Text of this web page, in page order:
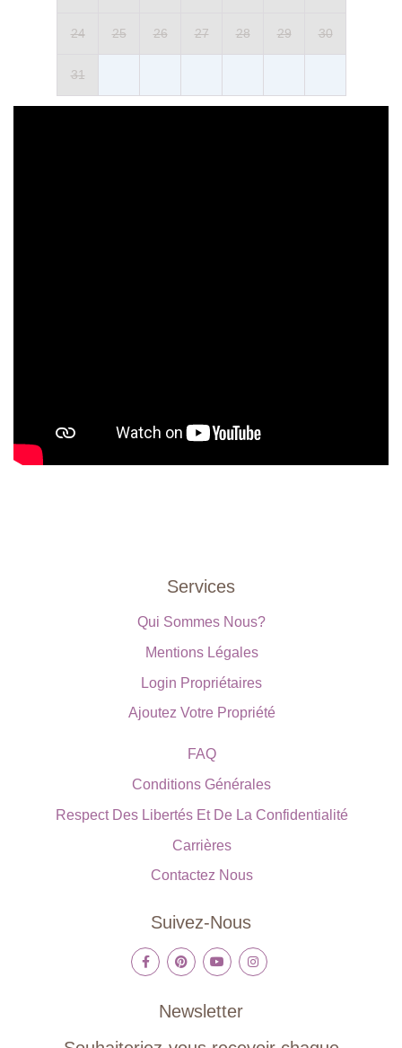
24 25 26 27 28 29 30
31
Services
Qui Sommes Nous?
Mentions Légales
Login Propriétaires
Ajoutez Votre Propriété
FAQ
Conditions Générales
Respect Des Libertés Et De La Confidentialité
Carrières
Contactez Nous
Suivez-Nous
Newsletter